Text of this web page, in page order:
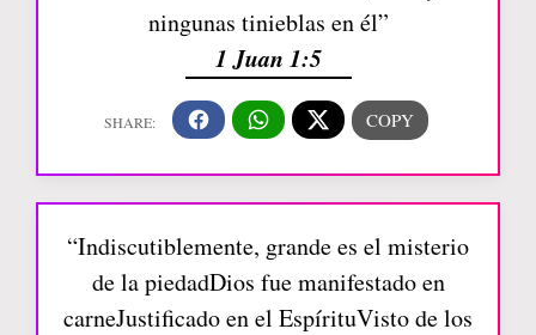
ningunas tinieblas en él”
1 Juan 1:5
“Indiscutiblemente, grande es el misterio
de la piedadDios fue manifestado en
carneJustificado en el EspírituVisto de los